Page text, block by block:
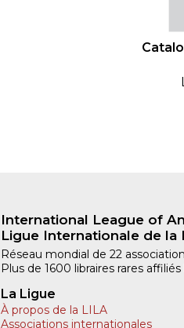
International League of
Ligue Internationale de la
Réseau mondial de 22
Plus de 1600 libraires rares
La Ligue
À propos de la LILA
Associations internationales